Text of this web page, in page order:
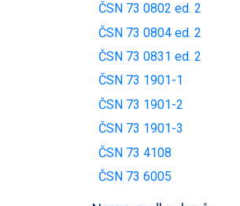
ČSN 73 0802 ed. 2
ČSN 73 0804 ed. 2
ČSN 73 0831 ed. 2
ČSN 73 1901-1
ČSN 73 1901-2
ČSN 73 1901-3
ČSN 73 4108
ČSN 73 6005